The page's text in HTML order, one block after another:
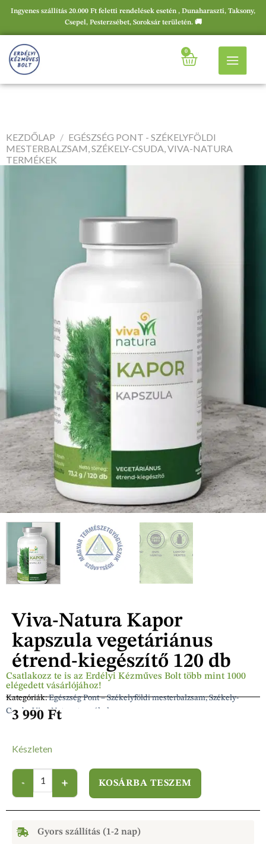
Ingyenes szállítás 20.000 Ft feletti rendelések esetén , Dunaharaszti, Taksony,
Csepel, Pesterzsébet, Soroksár területén. 🚚
0
Csatlakozz te is az Erdélyi Kézműves Bolt több mint 1000
elégedett vásárlójához!
Kategóriák:Egészség Pont – Székelyföldi mesterbalzsam, Székely-
Csuda, Viva-Natura termékek
Viva-Natura Kapor
kapszula vegetáriánus
étrend-kiegészítő 120 db
3 990 Ft
Készleten
KOSÁRBA TESZEM
Gyors szállítás (1-2 nap)
KEZDŐLAP / EGÉSZSÉG PONT - SZÉKELYFÖLDI
MESTERBALZSAM, SZÉKELY-CSUDA, VIVA-NATURA
TERMÉKEK